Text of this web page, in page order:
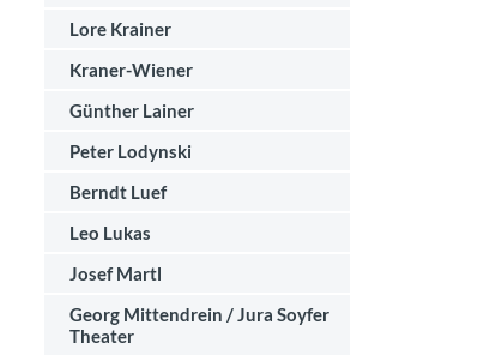
Lore Krainer
Kraner-Wiener
Günther Lainer
Peter Lodynski
Berndt Luef
Leo Lukas
Josef Martl
Georg Mittendrein / Jura Soyfer
Theater